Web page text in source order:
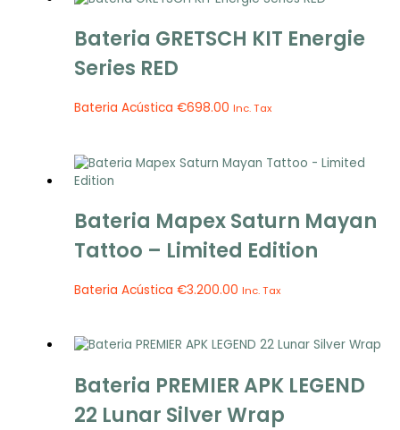
Bateria GRETSCH KIT Energie
Series RED
Bateria Acústica €698.00 Inc. Tax
Bateria Mapex Saturn Mayan
Tattoo – Limited Edition
Bateria Acústica €3.200.00 Inc. Tax
Bateria PREMIER APK LEGEND
22 Lunar Silver Wrap